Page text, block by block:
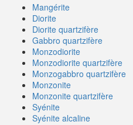
Mangérite
Diorite
Diorite quartzifère
Gabbro quartzifère
Monzodiorite
Monzodiorite quartzifère
Monzogabbro quartzifère
Monzonite
Monzonite quartzifère
Syénite
Syénite alcaline